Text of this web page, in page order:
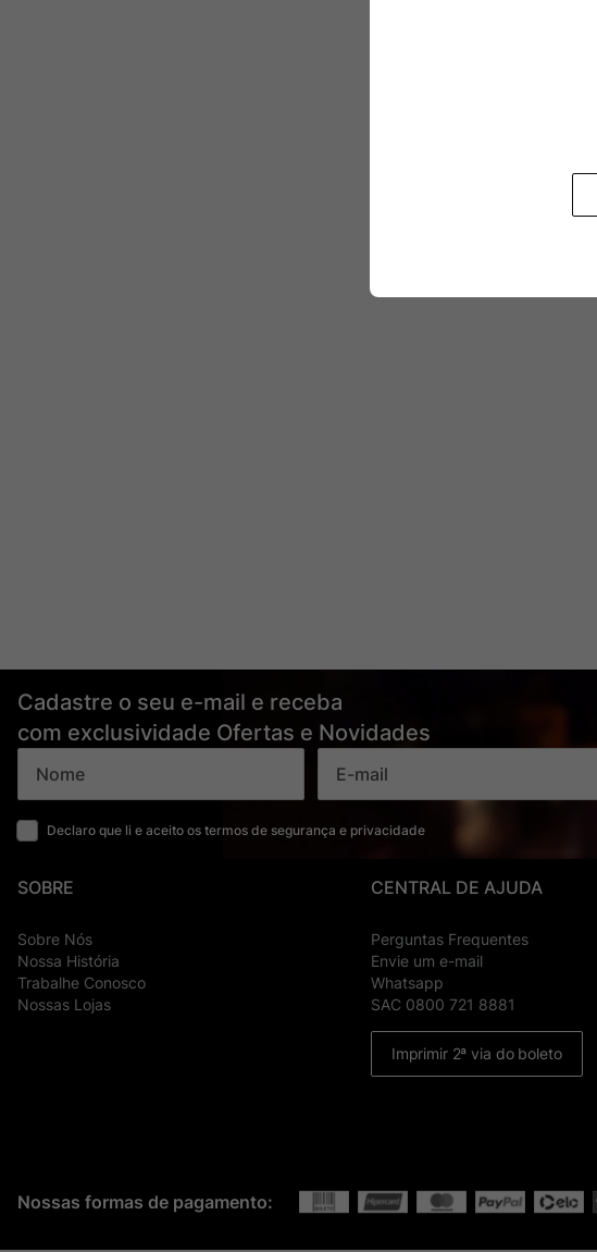
Cadastre o seu e-mail e receba
com exclusividade Ofertas e Novidades
Declaro que li e aceito os termos de segurança e privacidade
SOBRE
Sobre Nós
Nossa História
Trabalhe Conosco
Nossas Lojas
CENTRAL DE AJUDA
Perguntas Frequentes
Envie um e-mail
Whatsapp
SAC 0800 721 8881
Imprimir 2ª via do boleto
Nossas formas de pagamento: